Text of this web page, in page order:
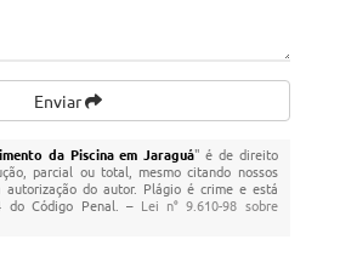
Enviar
da Piscina em Jaraguá" é de direito
parcial ou total, mesmo citando nossos
do autor. Plágio é crime e está
do Código Penal. – Lei n° 9.610-98 sobre